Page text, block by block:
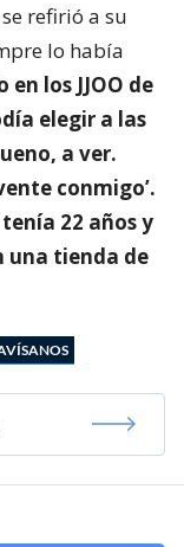
refirió a su
lo había
los JJOO de
elegir a las
a ver.
conmigo’.
22 años y
una tienda de